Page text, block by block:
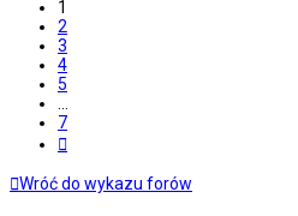
1
2
3
4
5
7
Wróć do wykazu forów